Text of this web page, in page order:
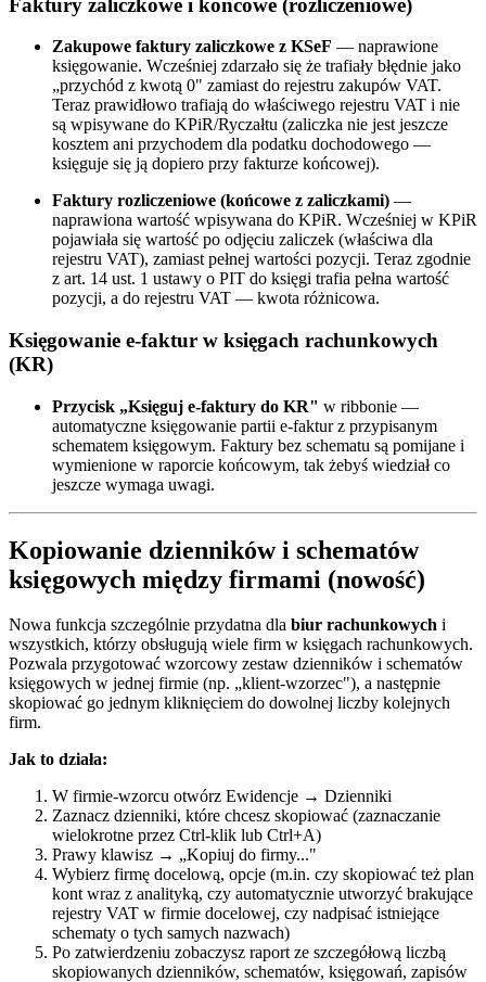
Zakupowe faktury zaliczkowe z KSeF — naprawione
księgowanie. Wcześniej zdarzało się że trafiały błędnie jako
„przychód z kwotą 0" zamiast do rejestru zakupów VAT.
Teraz prawidłowo trafiają do właściwego rejestru VAT i nie
są wpisywane do KPiR/Ryczałtu (zaliczka nie jest jeszcze
kosztem ani przychodem dla podatku dochodowego —
księguje się ją dopiero przy fakturze końcowej).
Faktury rozliczeniowe (końcowe z zaliczkami) —
naprawiona wartość wpisywana do KPiR. Wcześniej w KPiR
pojawiała się wartość po odjęciu zaliczek (właściwa dla
rejestru VAT), zamiast pełnej wartości pozycji. Teraz zgodnie
z art. 14 ust. 1 ustawy o PIT do księgi trafia pełna wartość
pozycji, a do rejestru VAT — kwota różnicowa.
Księgowanie e-faktur w księgach rachunkowych
(KR)
Przycisk „Księguj e-faktury do KR" w ribbonie —
automatyczne księgowanie partii e-faktur z przypisanym
schematem księgowym. Faktury bez schematu są pomijane i
wymienione w raporcie końcowym, tak żebyś wiedział co
jeszcze wymaga uwagi.
Kopiowanie dzienników i schematów
księgowych między firmami (nowość)
Nowa funkcja szczególnie przydatna dla biur rachunkowych i
wszystkich, którzy obsługują wiele firm w księgach rachunkowych.
Pozwala przygotować wzorcowy zestaw dzienników i schematów
księgowych w jednej firmie (np. „klient-wzorzec"), a następnie
skopiować go jednym kliknięciem do dowolnej liczby kolejnych
firm.
Jak to działa:
W firmie-wzorcu otwórz Ewidencje → Dzienniki
Zaznacz dzienniki, które chcesz skopiować (zaznaczanie
wielokrotne przez Ctrl-klik lub Ctrl+A)
Prawy klawisz → „Kopiuj do firmy..."
Wybierz firmę docelową, opcje (m.in. czy skopiować też plan
kont wraz z analityką, czy automatycznie utworzyć brakujące
rejestry VAT w firmie docelowej, czy nadpisać istniejące
schematy o tych samych nazwach)
Po zatwierdzeniu zobaczysz raport ze szczegółową liczbą
skopiowanych dzienników, schematów, księgowań, zapisów